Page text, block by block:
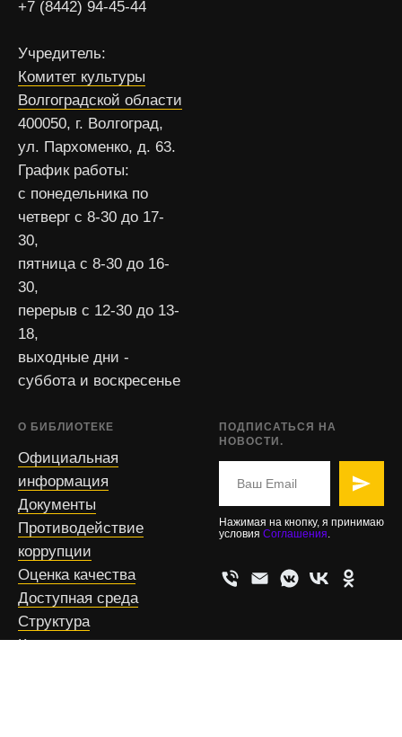
+7 (8442) 94-45-44
Учредитель:
Комитет культуры
Волгоградской области
400050, г. Волгоград,
ул. Пархоменко, д. 63.
График работы:
с понедельника по
четверг с 8-30 до 17-
30,
пятница с 8-30 до 16-
30,
перерыв с 12-30 до 13-
18,
выходные дни -
суббота и воскресенье
О БИБЛИОТЕКЕ
Официальная
информация
Документы
Противодействие
коррупции
Оценка качества
Доступная среда
Структура
Контакты
ПОДПИСАТЬСЯ НА
НОВОСТИ.
Нажимая на кнопку, я принимаю
условия Соглашения.